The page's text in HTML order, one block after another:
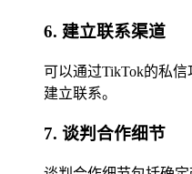
6. 建立联系渠道
可以通过TikTok的私
建立联系。
7. 谈判合作细节